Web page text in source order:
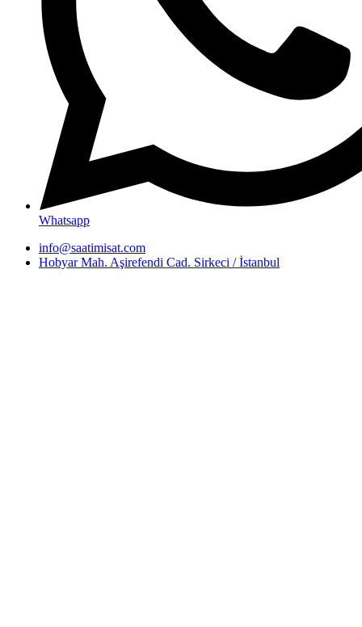
Whatsapp
info@saatimisat.com
Hobyar Mah. Aşirefendi Cad. Sirkeci / İstanbul